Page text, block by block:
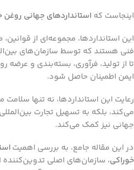
اینجاست که استانداردهای جهانی روغن
این استانداردها، مجموعه‌ای از
فنی هستند که توسط سازمان‌های
تا از تولید، فرآوری، بسته‌بندی و
ایمن اطمینان حاصل شود.
رعایت این استانداردها، نه تنها
می‌کند، بلکه به تسهیل تجارت بین‌المللی
جهانی نیز کمک می‌کند.
در این مقاله جامع، به بررسی اهمیت
خوراکی، سازمان‌های اصلی تدوین‌کننده